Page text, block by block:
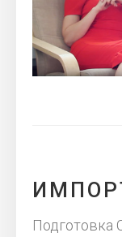
Подготовка